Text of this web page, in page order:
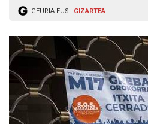
GEURIA.EUS GIZARTEA